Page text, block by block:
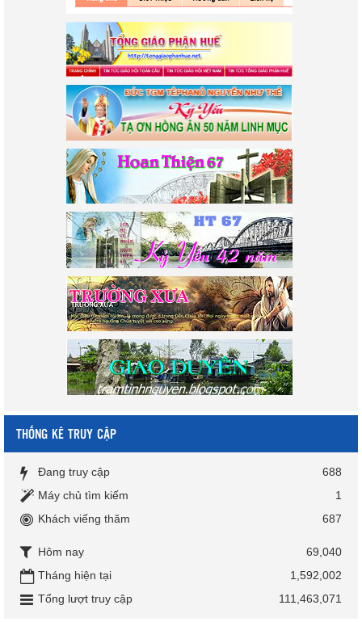
THỐNG KÊ TRUY CẬP
Đang truy cập
688
Máy chủ tìm kiếm
1
Khách viếng thăm
687
Hôm nay
69,040
Tháng hiện tại
1,592,002
Tổng lượt truy cập
111,463,071